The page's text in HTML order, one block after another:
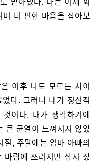
더 편한 마음을 잡아보
이후 나도 모르는 사이
다. 그러나 내가 정신적
이다. 내가 생각하기에
큰 균열이 느껴지지 않았
, 주말에는 엄마 아빠의
바람에 쓰러지면 잠시 잤